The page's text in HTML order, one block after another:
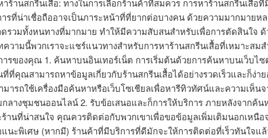
าร้านสกรีนเสื้อ: ทางในการเลือกร้านค้าที่สมควร การหาร้านสกรีนเสื้
รที่น่าเชื่อถืออาจเป็นภาระหน้าที่ที่ยากต่อบางคน ด้วยความมากมายห
รวมทั้งหนทางที่มากมาย ทำให้มีความสับสนสำหรับเพื่อการตัดสินใจ
วามนี้พวกเราจะแชร์แนวทางสำหรับการหาร้านสกรีนเสื้อที่เหมาะสม
ารของคุณ 1. ค้นหาบนอินเทอร์เน็ต การเริ่มต้นด้วยการค้นหาบนเว็บไซ
ที่ที่คุณสามารถหาข้อมูลเกี่ยวกับร้านสกรีนเสื้อได้อย่างรวดเร็วและก็ง่า
มารถใช้เครื่องมือค้นหาหรือเว็บโซเชียลเพื่อหารีทิวทัศน์และความเห็น
ลางชุมชนออนไลน์ 2. รับข้อเสนอและก็การให้บริการ ภายหลังจากค้น
ร้านที่น่าสนใจ คุณควรติดต่อกับพวกเขาเพื่อขอข้อมูลเพิ่มเติมนอกเหนือ
แนะพิเศษ (หากมี) ร้านค้าที่มีบริการที่ดีมักจะให้การติดต่อที่เร็วทันใจแ